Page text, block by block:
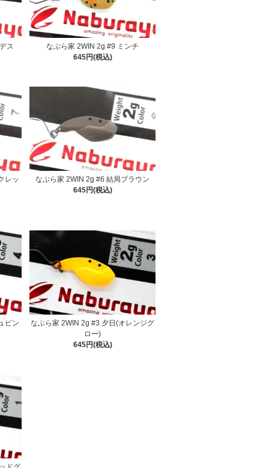
ス
なぶら家 2WIN 2g #9 ミンチ
645円(税込)
レッ
なぶら家 2WIN 2g #6 結局ブラウン
645円(税込)
ピン
なぶら家 2WIN 2g #3 夕日(オレンジグ
ロー)
645円(税込)